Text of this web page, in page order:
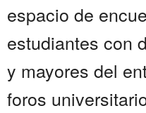
espacio de
estudiantes con
y mayores del
foros